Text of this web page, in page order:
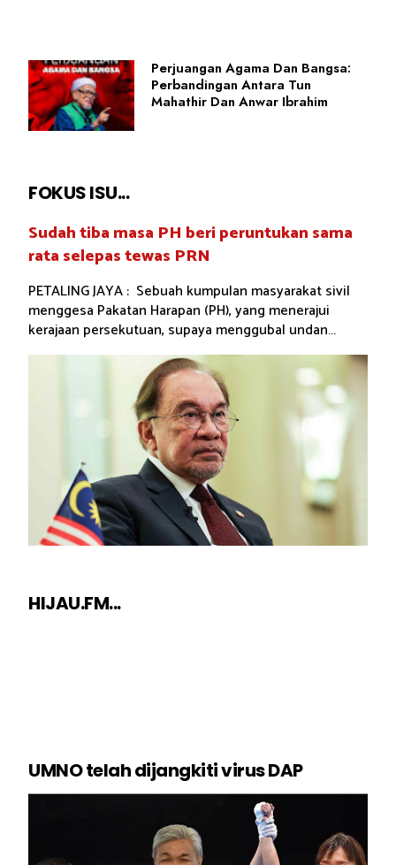
Perjuangan Agama Dan Bangsa:
Perbandingan Antara Tun
Mahathir Dan Anwar Ibrahim
FOKUS ISU...
Sudah tiba masa PH beri peruntukan sama
rata selepas tewas PRN
PETALING JAYA : Sebuah kumpulan masyarakat sivil
menggesa Pakatan Harapan (PH), yang menerajui
kerajaan persekutuan, supaya menggubal undan...
HIJAU.FM...
UMNO telah dijangkiti virus DAP